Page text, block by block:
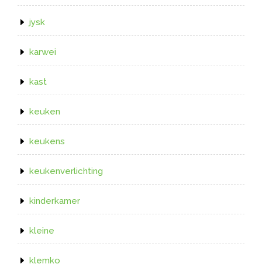
jysk
karwei
kast
keuken
keukens
keukenverlichting
kinderkamer
kleine
klemko